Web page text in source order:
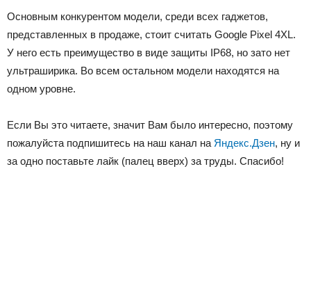
Основным конкурентом модели, среди всех гаджетов,
представленных в продаже, стоит считать Google Pixel 4XL.
У него есть преимущество в виде защиты IP68, но зато нет
ультраширика. Во всем остальном модели находятся на
одном уровне.
Если Вы это читаете, значит Вам было интересно, поэтому
пожалуйста подпишитесь на наш канал на Яндекс.Дзен, ну и
за одно поставьте лайк (палец вверх) за труды. Спасибо!